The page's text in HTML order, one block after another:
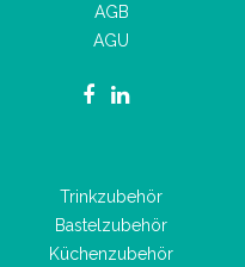
AGB
AGU
Trinkzubehör
Bastelzubehör
Küchenzubehör